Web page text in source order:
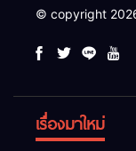
© copyright
เรื่องมาใหม่